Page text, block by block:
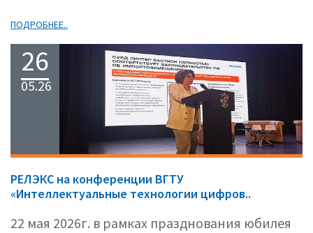
ПОДРОБНЕЕ..
26
05.26
РЕЛЭКС на конференции ВГТУ
«Интеллектуальные технологии цифров..
22 мая 2026г. в рамках празднования юбилея